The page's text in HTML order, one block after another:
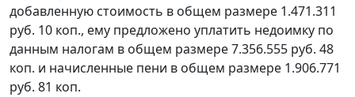
добавленную стоимость в общем размере 1.471.311
руб. 10 коп., ему предложено уплатить недоимку по
данным налогам в общем размере 7.356.555 руб. 48
коп. и начисленные пени в общем размере 1.906.771
руб. 81 коп.